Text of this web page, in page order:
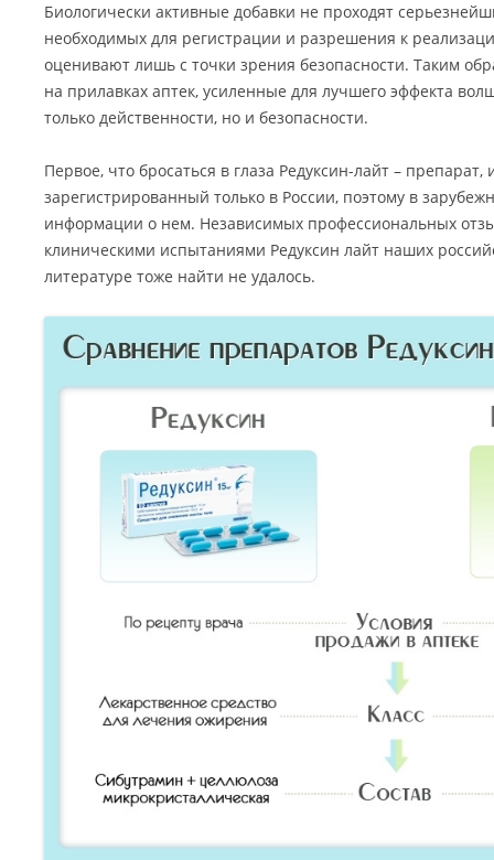
Биологически активные добавки не проходят
необходимых для регистрации и разрешения к
оценивают лишь с точки зрения безопасности. Таким
на прилавках аптек, усиленные для лучшего эффекта
только действенности, но и безопасности.
Первое, что бросаться в глаза Редуксин-лайт –
зарегистрированный только в России, поэтому в
информации о нем. Независимых профессиональных
клиническими испытаниями Редуксин лайт наших
литературе тоже найти не удалось.